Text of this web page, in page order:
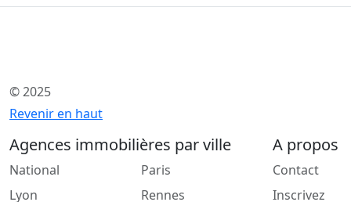
© 2025
Revenir en haut
Agences immobilières par ville
National
Lyon
Paris
Rennes
A propos
Contact
Inscrivez